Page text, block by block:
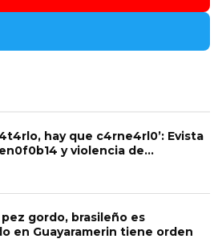
hay que c4rne4rl0’: Evista
y violencia de...
gordo, brasileño es
en Guayaramerin tiene orden